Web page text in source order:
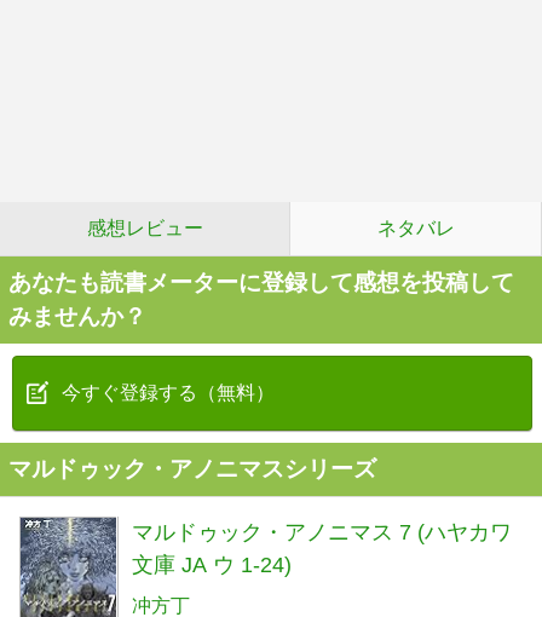
感想レビュー ネタバレ
あなたも読書メーターに登録して感想を投稿して
みませんか？
今すぐ登録する（無料）
マルドゥック・アノニマスシリーズ
マルドゥック・アノニマス 7 (ハヤカワ
文庫 JA ウ 1-24)
冲方丁